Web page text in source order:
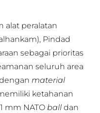
alat peralatan
Pindad
sebagai prioritas
seluruh area
material
ketahanan
mm NATO balldan